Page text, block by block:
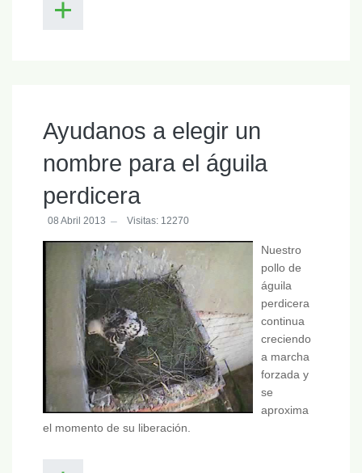
Ayudanos a elegir un
nombre para el águila
perdicera
08 Abril 2013 Visitas: 12270
Nuestro
pollo de
águila
perdicera
continua
creciendo
a marcha
forzada y
se
aproxima
el momento de su liberación.